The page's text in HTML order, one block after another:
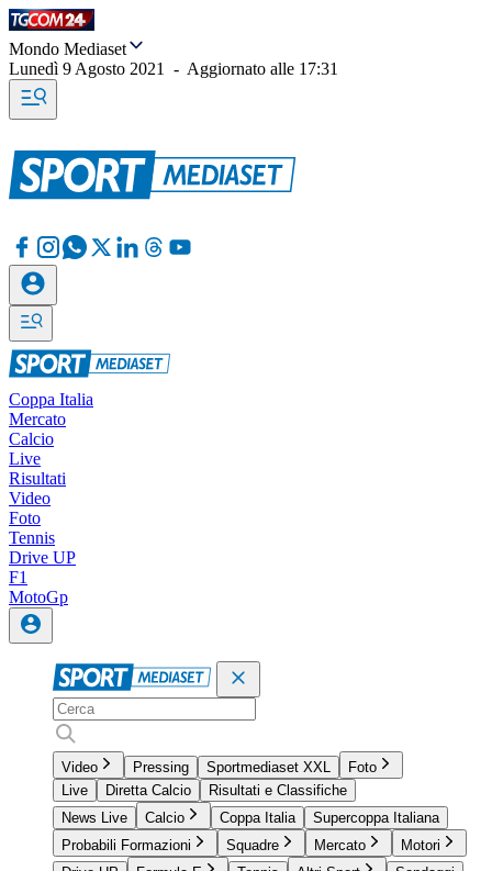
Mondo Mediaset
Lunedì 9 Agosto 2021
- Aggiornato alle 17:31
Coppa Italia
Mercato
Calcio
Live
Risultati
Video
Foto
Tennis
Drive UP
F1
MotoGp
Video Pressing Sportmediaset XXL
Foto
Live
Diretta Calcio
Risultati e Classifiche
News Live
Calcio Coppa Italia
Supercoppa Italiana
Probabili Formazioni
Squadre Mercato
Motori